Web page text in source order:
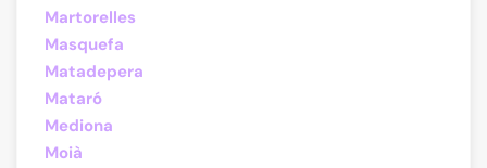
Martorelles
Masquefa
Matadepera
Mataró
Mediona
Moià